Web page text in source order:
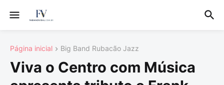
Página inicial Big Band Rubacão Jazz
Viva o Centro com Música